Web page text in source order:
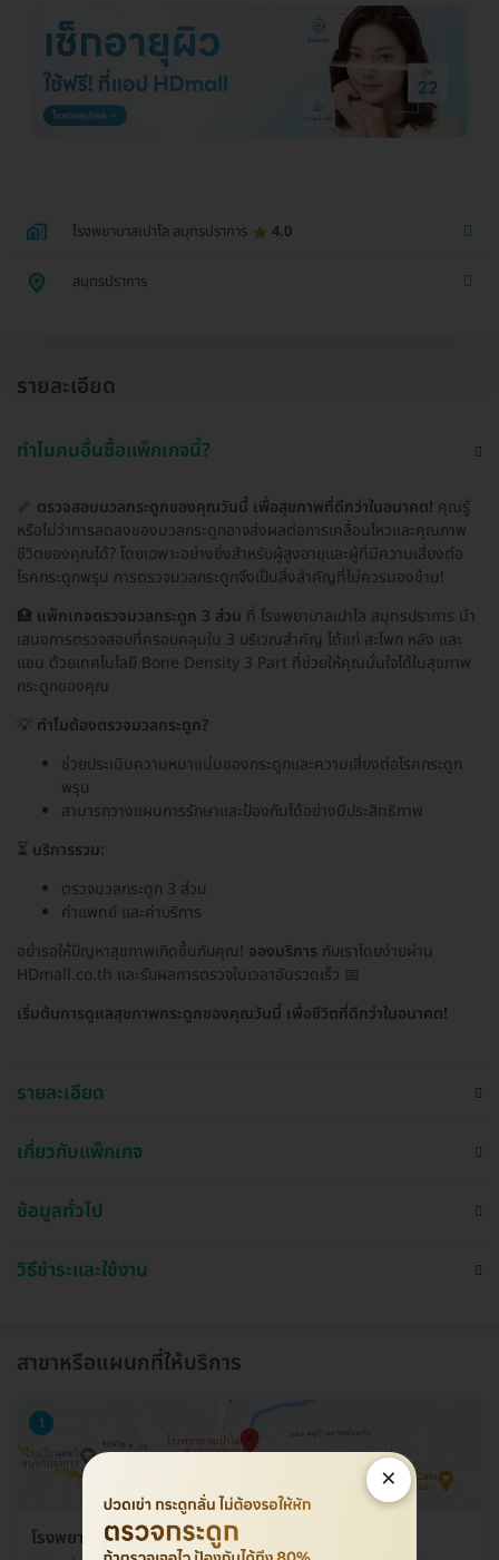
โรงพยาบาลเปาโล สมุทรปราการ 4.0
สมุทรปราการ
รายละเอียด
ทำไมคนอื่นซื้อแพ็กเกจนี้?
🦴 ตรวจสอบมวลกระดูกของคุณวันนี้ เพื่อสุขภาพที่ดีกว่าในอนาคต! คุณรู้
หรือไม่ว่าการลดลงของมวลกระดูกอาจส่งผลต่อการเคลื่อนไหวและคุณภาพ
ชีวิตของคุณได้? โดยเฉพาะอย่างยิ่งสำหรับผู้สูงอายุและผู้ที่มีความเสี่ยงต่อ
โรคกระดูกพรุน การตรวจมวลกระดูกจึงเป็นสิ่งสำคัญที่ไม่ควรมองข้าม!
🏥 แพ็กเกจตรวจมวลกระดูก 3 ส่วน ที่ โรงพยาบาลเปาโล สมุทรปราการ นำ
เสนอการตรวจสอบที่ครอบคลุมใน 3 บริเวณสำคัญ ได้แก่ สะโพก หลัง และ
แขน ด้วยเทคโนโลยี Bone Density 3 Part ที่ช่วยให้คุณมั่นใจได้ในสุขภาพ
กระดูกของคุณ
💡 ทำไมต้องตรวจมวลกระดูก?
ช่วยประเมินความหนาแน่นของกระดูกและความเสี่ยงต่อโรคกระดูก
พรุน
สามารถวางแผนการรักษาและป้องกันได้อย่างมีประสิทธิภาพ
⏳ บริการรวม:
ตรวจมวลกระดูก 3 ส่วน
ค่าแพทย์ และค่าบริการ
อย่ารอให้ปัญหาสุขภาพเกิดขึ้นกับคุณ! จองบริการ กับเราโดยง่ายผ่าน
HDmall.co.th และรับผลการตรวจในเวลาอันรวดเร็ว 📅
เริ่มต้นการดูแลสุขภาพกระดูกของคุณวันนี้ เพื่อชีวิตที่ดีกว่าในอนาคต!
รายละเอียด
เกี่ยวกับแพ็กเกจ
ข้อมูลทั่วไป
วิธีชำระและใช้งาน
สาขาหรือแผนกที่ให้บริการ
1
โรงพยาบาลเปาโล สมุทรปราการ ศูนย์ตรวจสุขภาพ
×